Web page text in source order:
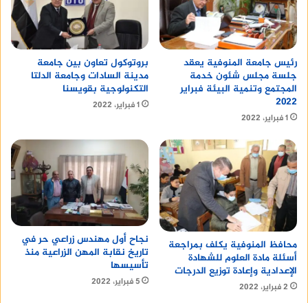
رئيس جامعة المنوفية يعقد
جلسة مجلس شئون خدمة
المجتمع وتنمية البيئة فبراير
٢٠٢٢
1 فبراير، 2022
بروتوكول تعاون بين جامعة
مدينة السادات وجامعة الدلتا
التكنولوجية بقويسنا
1 فبراير، 2022
محافظ المنوفية يكلف بمراجعة
أسئلة مادة العلوم للشهادة
الإعدادية وإعادة توزيع الدرجات
2 فبراير، 2022
نجاح أول مهندس زراعي حر في
تاريخ نقابة المهن الزراعية منذ
تأسيسها
5 فبراير، 2022